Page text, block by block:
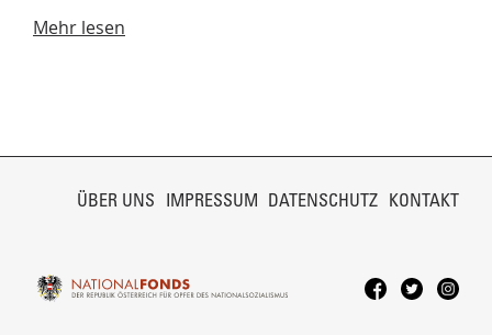
Mehr lesen
ÜBERSPRINGEN
ÜBER UNS IMPRESSUM DATENSCHUTZ KONTAKT